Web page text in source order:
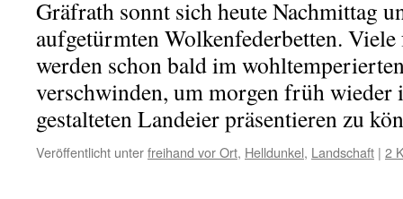
Gräfrath sonnt sich heute Nachmittag
aufgetürmten Wolkenfederbetten.
werden schon bald im
verschwinden, um morgen früh wieder
gestalteten Landeier präsentieren zu
Veröffentlicht unterfreihand vor Ort, Helldunkel, Landschaft | 2